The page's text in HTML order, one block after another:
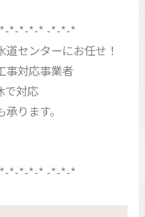
*-*-*-* -*-*-*
センターにお任せ！
事対応事業者
で対応
ります。
*-*-*-* -*-*-*